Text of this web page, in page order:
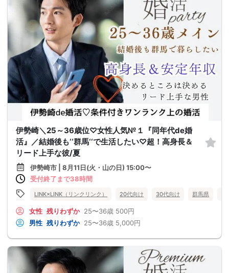
伊勢崎＼25～36歳位♡女性人気№１『同年代de婚
活』／結婚後も‘‘群馬‘‘で生活したい♡超！高身長＆
リード上手な彼/夏
伊勢崎市 | 8月11日(火・山の日) 15:00〜
受付終了まで38時間
LINK×LINK（リンクリンク） 20代向け 30代向け 群馬県
女性 残りわずか 25〜36歳 500円
男性 残りわずか 25〜36歳 5,000円